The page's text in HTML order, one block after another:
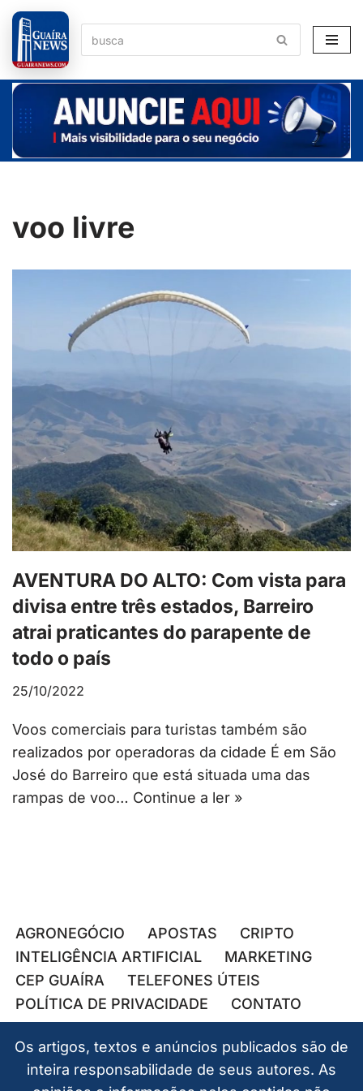
Pular
para
o
conteúdo
voo livre
AVENTURA DO ALTO: Com vista para
divisa entre três estados, Barreiro
atrai praticantes do parapente de
todo o país
25/10/2022
Voos comerciais para turistas também são
realizados por operadoras da cidade É em São
José do Barreiro que está situada uma das
rampas de voo… Continue a ler »
AGRONEGÓCIO APOSTAS
CRIPTO
INTELIGÊNCIA ARTIFICIAL
MARKETING
CEP GUAÍRA
TELEFONES ÚTEIS
POLÍTICA DE PRIVACIDADE
CONTATO
Os artigos, textos e anúncios publicados são de
inteira responsabilidade de seus autores. As